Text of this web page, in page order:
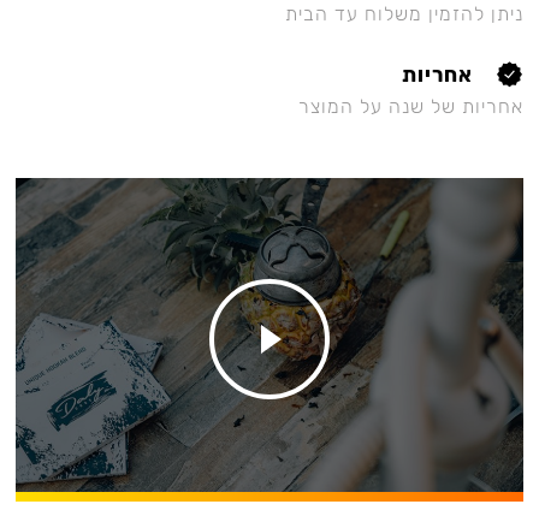
ניתן להזמין משלוח עד הבית
אחריות
אחריות של שנה על המוצר